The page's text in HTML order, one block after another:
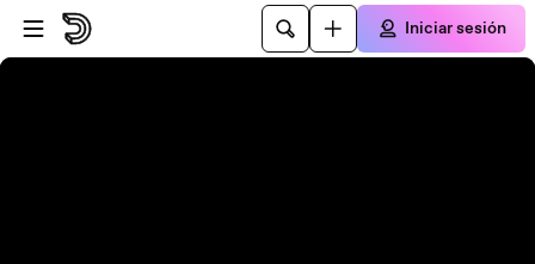
Saltar al reproductor
Saltar al contenido principal
Iniciar sesión